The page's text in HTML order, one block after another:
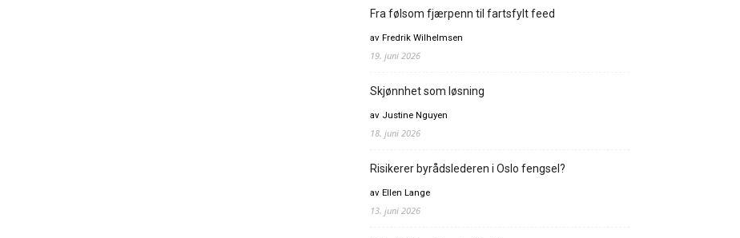
Fra følsom fjærpenn til fartsfylt feed
av Fredrik Wilhelmsen
19. juni 2026
Skjønnhet som løsning
av Justine Nguyen
18. juni 2026
Risikerer byrådslederen i Oslo fengsel?
av Ellen Lange
13. juni 2026